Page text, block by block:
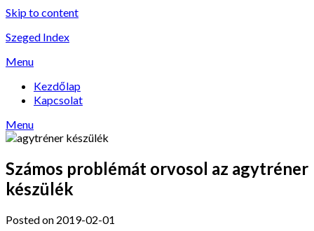
Skip to content
Szeged Index
Menu
Kezdőlap
Kapcsolat
Menu
Számos problémát orvosol az agytréner
készülék
Posted on 2019-02-01